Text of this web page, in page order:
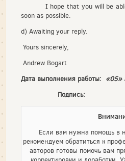
I hope that you will be able
soon as possible.
d) Awaiting your reply.
Yours sincerely,
Andrew Bogart
Дата выполнения работы: «05»
Подпись:
Если вам нужна помощь в
рекомендуем обратиться к
авторов готовы помочь вам